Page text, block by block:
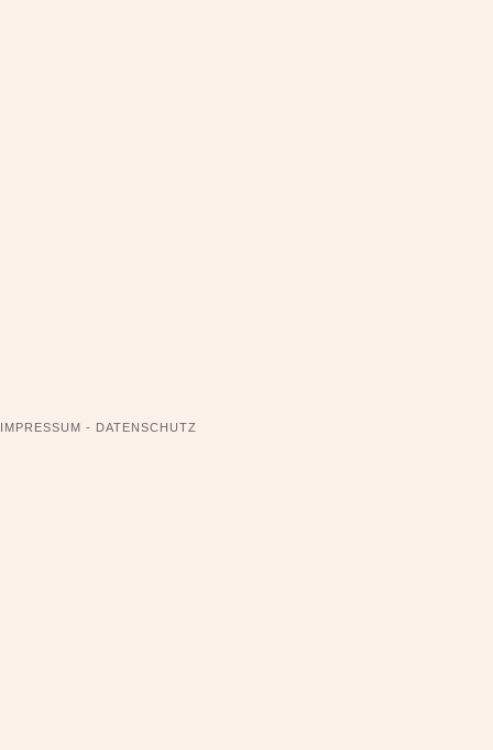
NAVIGATION
ÜBERSPRINGEN
IMPRESSUM - DATENSCHUTZ